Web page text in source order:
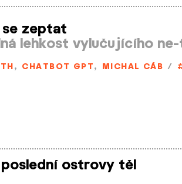
se zeptat
lehkost vylučujícího
, CHATBOT GPT, MICHAL CÁB /
poslední ostrovy těl